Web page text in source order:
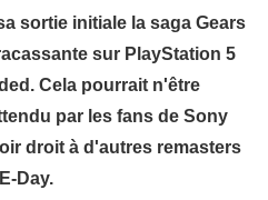
sortie initiale la saga Gears
sur PlayStation 5
Cela pourrait n'être
par les fans de Sony
droit à d'autres remasters
Day.